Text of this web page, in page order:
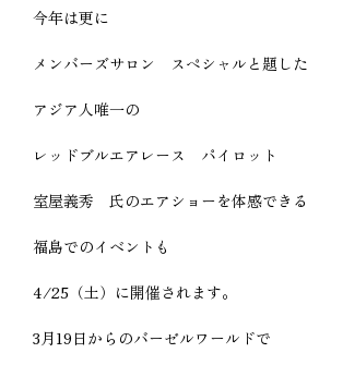
今年は更に
メンバーズサロン スペシャルと題した
アジア人唯一の
レッドブルエアレース パイロット
室屋義秀 氏のエアショーを体感できる
福島でのイベントも
4/25（土）に開催されます。
3月19日からのバーゼルワールドで